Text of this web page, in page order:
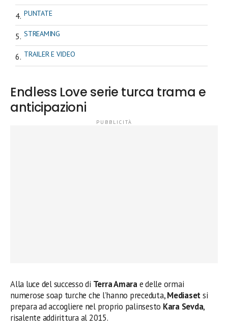
PUNTATE
STREAMING
TRAILER E VIDEO
Endless Love serie turca trama e
anticipazioni
Alla luce del successo di Terra Amarae delle ormai
numerose soap turche che l’hanno preceduta,Mediasetsi
prepara ad accogliere nel proprio palinsesto Kara Sevda,
risalente addirittura al 2015.